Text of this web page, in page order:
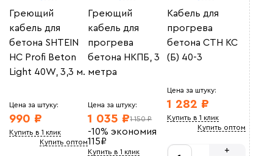
Секции КС (Б)
(8)
Секции НКПБ
Обогрев Люкс
(8)
ССТ Indastro
СТН(8)
Теплолюкс (8)
Греющий
кабель для
бетона SHTEIN
HC Profi Beton
Light 40W, 3,3 м.
Цена за штуку:
990 ₽
Купить в 1 клик
Купить оптом
Греющий
кабель для
прогрева
бетона НКПБ, 3
метра
Цена за штуку:
1 150 ₽
1 035 ₽
-10% экономия
115₽
Купить в 1 клик
Кабель для
прогрева
бетона СТН КС
(Б) 40-3
Цена за штуку:
1 282 ₽
Купить в 1 клик
Купить оптом
+